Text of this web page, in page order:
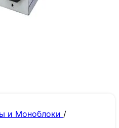
и Моноблоки /